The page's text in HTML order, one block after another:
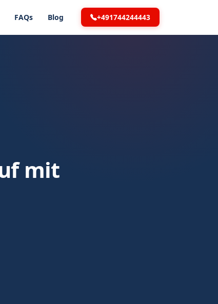
FAQs Blog +491744244443
mit